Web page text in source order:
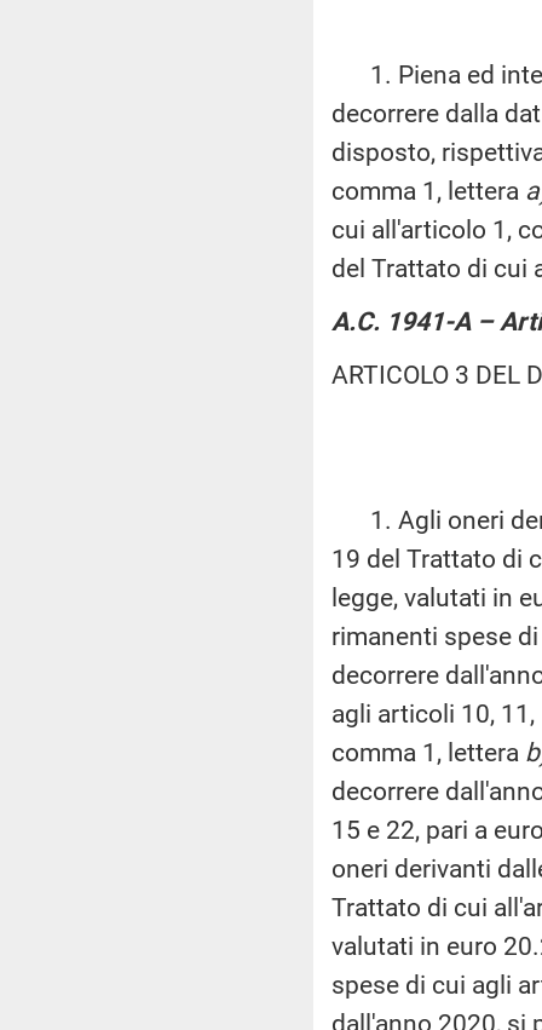
1. Piena ed
decorrere dalla
disposto,
comma 1, lettera
cui all'articolo 1,
del Trattato di cui
A.C. 1941-A –
ARTICOLO 3 DEL
1. Agli oneri
19 del Trattato di
legge, valutati in
rimanenti spese
decorrere
agli articoli 10,
comma 1, lettera
decorrere
15 e 22, pari a
oneri derivanti
Trattato di cui
valutati in euro
spese di cui agli
dall'anno 2020, si